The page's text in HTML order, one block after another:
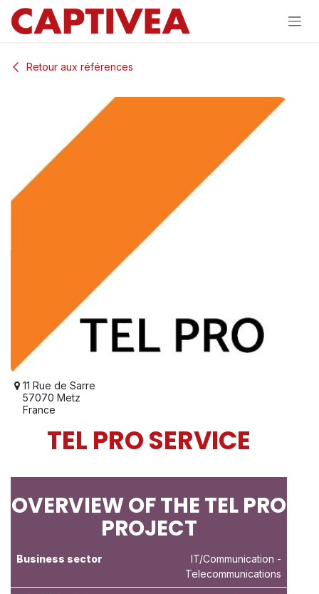
Se rendre au contenu
Retour aux références
11 Rue de Sarre
57070 Metz
France
TEL PRO SERVICE
OVERVIEW OF THE TEL PRO
PROJECT
Business sector IT/Communication -
Telecommunications